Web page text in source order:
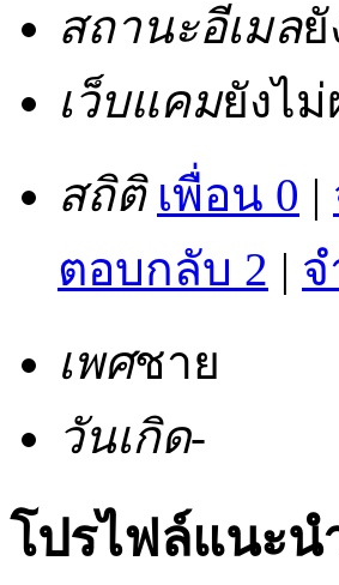
สถานะอีเมล
เว็บแคมยังไ
สถิติ เพื่อน 0 |
ตอบกลับ 2 |
เพศชาย
วันเกิด-
โปรไฟล์แนะน